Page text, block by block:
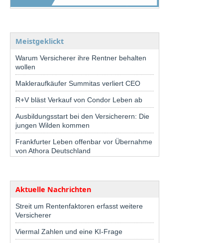
Meistgeklickt
Warum Versicherer ihre Rentner behalten
wollen
Makleraufkäufer Summitas verliert CEO
R+V bläst Verkauf von Condor Leben ab
Ausbildungsstart bei den Versicherern: Die
jungen Wilden kommen
Frankfurter Leben offenbar vor Übernahme
von Athora Deutschland
Aktuelle Nachrichten
Streit um Rentenfaktoren erfasst weitere
Versicherer
Viermal Zahlen und eine KI-Frage